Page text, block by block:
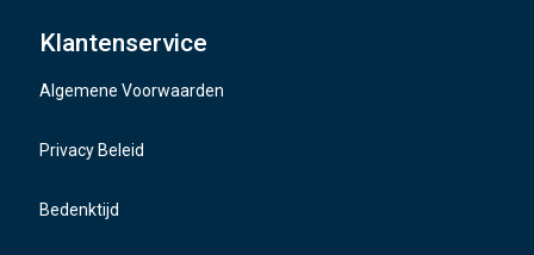
Klantenservice
Algemene Voorwaarden
Privacy Beleid
Bedenktijd